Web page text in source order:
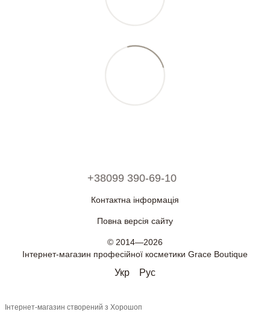
+38099 390-69-10
Контактна інформація
Повна версія сайту
© 2014—2026
Інтернет-магазин професійної косметики Grace Boutique
Укр Рус
Інтернет-магазин створений з Хорошоп